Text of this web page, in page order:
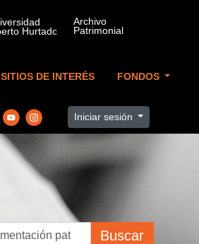
SITIOS DE INTERÉS FONDOS
Iniciar sesión
Buscar